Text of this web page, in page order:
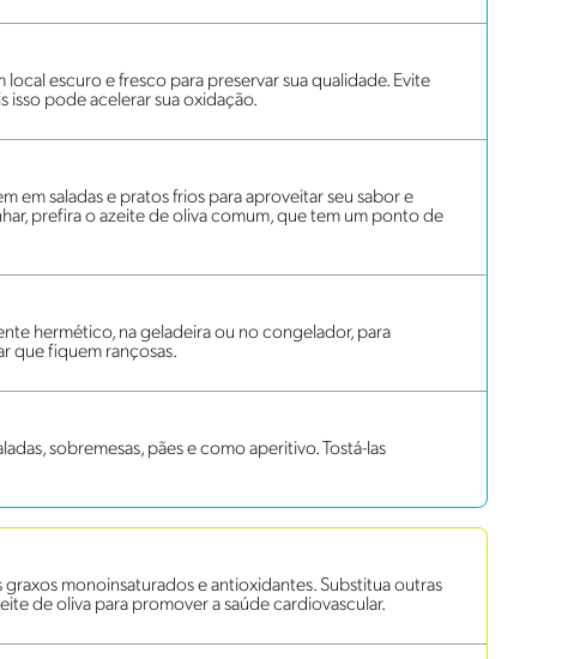
escuro e fresco para preservar sua qualidade. Evite
isso pode acelerar sua oxidação.
em saladas e pratos frios para aproveitar seu sabor e
prefira o azeite de oliva comum, que tem um ponto de
hermético, na geladeira ou no congelador, para
que fiquem rançosas.
sobremesas, pães e como aperitivo. Tostá-las
monoinsaturados e antioxidantes. Substitua outras
de oliva para promover a saúde cardiovascular.